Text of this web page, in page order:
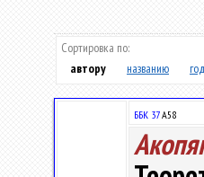
Сортировка по:
автору
названию
ББК 37А58